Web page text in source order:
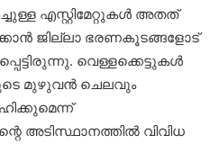
എസ്റ്റിമേറ്റുകൾ അതത്
ജില്ലാ ഭരണകൂടങ്ങളോട്
വെള്ളക്കെട്ടുകൾ
മുഴുവൻ ചെലവും
അടിസ്ഥാനത്തിൽ വിവിധ